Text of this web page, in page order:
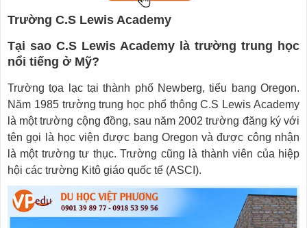
Trường C.S Lewis Academy
Tại sao C.S Lewis Academy là trường trung học
nổi tiếng ở Mỹ?
Trường tọa lạc tại thành phố Newberg, tiểu bang Oregon.
Năm 1985 trường trung học phổ thông C.S Lewis Academy
là một trường cộng đồng, sau năm 2002 trường đăng ký với
tên gọi là học viện được bang Oregon và được công nhận
là một trường tư thục. Trường cũng là thành viên của hiệp
hội các trường Kitô giáo quốc tế (ASCI).